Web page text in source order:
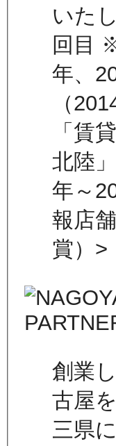
いた
回目
年、
（
「賃
北陸
年～
報店
賞）>
創業
古屋
三県